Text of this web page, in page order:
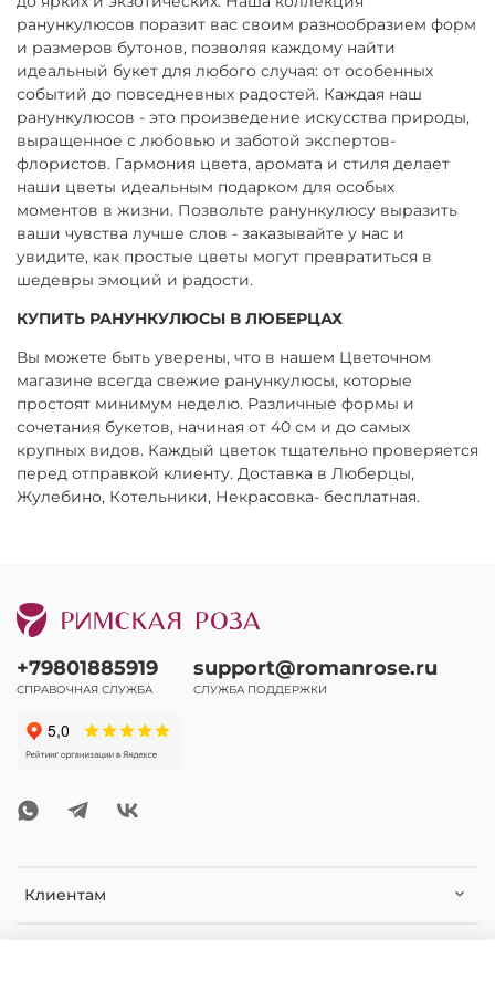
ранункулюсов поразит вас своим разнообразием форм
и размеров бутонов, позволяя каждому найти
идеальный букет для любого случая: от особенных
событий до повседневных радостей. Каждая наш
ранункулюсов - это произведение искусства природы,
выращенное с любовью и заботой экспертов-
флористов. Гармония цвета, аромата и стиля делает
наши цветы идеальным подарком для особых
моментов в жизни. Позвольте ранункулюсу выразить
ваши чувства лучше слов - заказывайте у нас и
увидите, как простые цветы могут превратиться в
шедевры эмоций и радости.
КУПИТЬ РАНУНКУЛЮСЫ В ЛЮБЕРЦАХ
Вы можете быть уверены, что в нашем Цветочном
магазине всегда свежие ранункулюсы, которые
простоят минимум неделю. Различные формы и
сочетания букетов, начиная от 40 см и до самых
крупных видов. Каждый цветок тщательно проверяется
перед отправкой клиенту. Доставка в Люберцы,
Жулебино, Котельники, Некрасовка- бесплатная.
Клиентам
+79801885919
СПРАВОЧНАЯ СЛУЖБА
support@romanrose.ru
СЛУЖБА ПОДДЕРЖКИ